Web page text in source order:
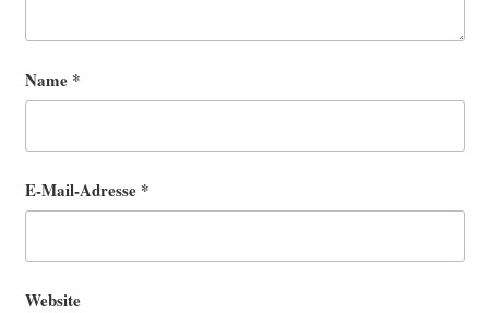
Name *
E-Mail-Adresse *
Website